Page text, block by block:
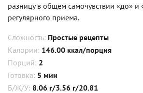
разницу в общем самочувствии «до» и
регулярного приема.
Сложность: Простые рецепты
Калории: 146.00 ккал/порция
Порций: 2
Готовка: 5 мин
Б/Ж/У: 8.06 г/3.56 г/20.81